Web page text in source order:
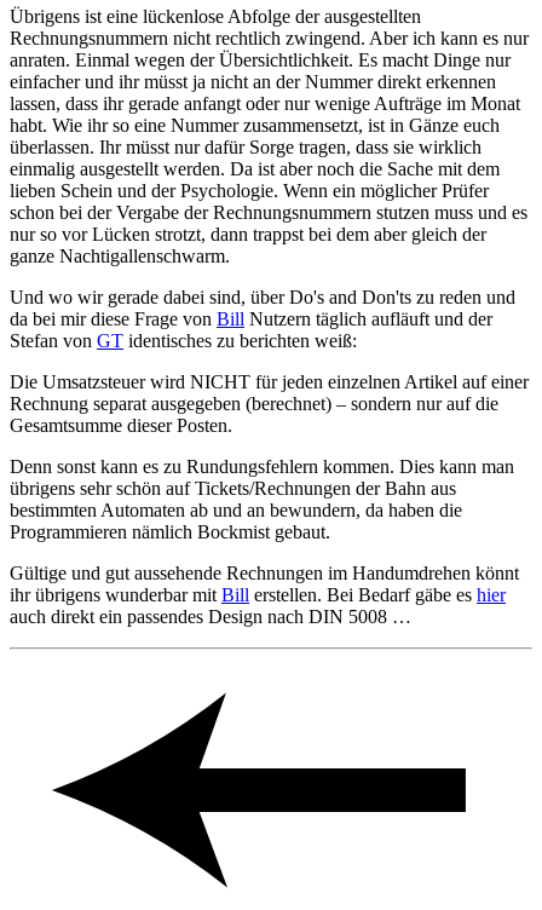
Übrigens ist eine lückenlose Abfolge der ausgestellten
Rechnungsnummern nicht rechtlich zwingend. Aber ich kann es nur
anraten. Einmal wegen der Übersichtlichkeit. Es macht Dinge nur
einfacher und ihr müsst ja nicht an der Nummer direkt erkennen
lassen, dass ihr gerade anfangt oder nur wenige Aufträge im Monat
habt. Wie ihr so eine Nummer zusammensetzt, ist in Gänze euch
überlassen. Ihr müsst nur dafür Sorge tragen, dass sie wirklich
einmalig ausgestellt werden. Da ist aber noch die Sache mit dem
lieben Schein und der Psychologie. Wenn ein möglicher Prüfer
schon bei der Vergabe der Rechnungsnummern stutzen muss und es
nur so vor Lücken strotzt, dann trappst bei dem aber gleich der
ganze Nachtigallenschwarm.
Und wo wir gerade dabei sind, über Do's and Don'ts zu reden und
da bei mir diese Frage von Bill Nutzern täglich aufläuft und der
Stefan von GT identisches zu berichten weiß:
Die Umsatzsteuer wird NICHT für jeden einzelnen Artikel auf einer
Rechnung separat ausgegeben (berechnet) – sondern nur auf die
Gesamtsumme dieser Posten.
Denn sonst kann es zu Rundungsfehlern kommen. Dies kann man
übrigens sehr schön auf Tickets/Rechnungen der Bahn aus
bestimmten Automaten ab und an bewundern, da haben die
Programmieren nämlich Bockmist gebaut.
Gültige und gut aussehende Rechnungen im Handumdrehen könnt
ihr übrigens wunderbar mit Bill erstellen. Bei Bedarf gäbe es hier
auch direkt ein passendes Design nach DIN 5008 …